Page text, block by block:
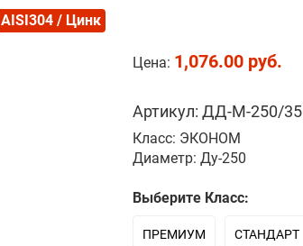
AISI304 / Цинк
Цена: 1,076.00 руб.
Артикул: ДД-М-250/
Класс: ЭКОНОМ
Диаметр: Ду-250
Выберите Класс:
ПРЕМИУМ СТАНДАРТ